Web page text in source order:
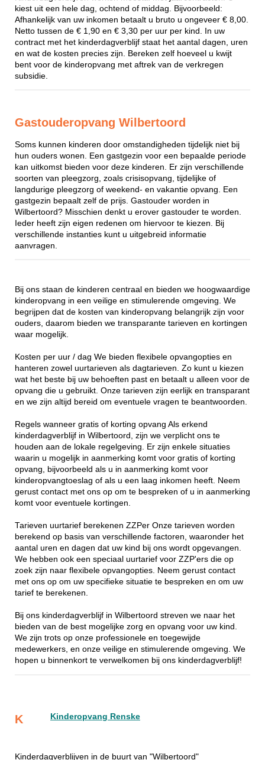
kiest uit een hele dag, ochtend of middag. Bijvoorbeeld:
Afhankelijk van uw inkomen betaalt u bruto u ongeveer € 8,00.
Netto tussen de € 1,90 en € 3,30 per uur per kind. In uw
contract met het kinderdagverblijf staat het aantal dagen, uren
en wat de kosten precies zijn. Bereken zelf hoeveel u kwijt
bent voor de kinderopvang met aftrek van de verkregen
subsidie.
Gastouderopvang Wilbertoord
Soms kunnen kinderen door omstandigheden tijdelijk niet bij
hun ouders wonen. Een gastgezin voor een bepaalde periode
kan uitkomst bieden voor deze kinderen. Er zijn verschillende
soorten van pleegzorg, zoals crisisopvang, tijdelijke of
langdurige pleegzorg of weekend- en vakantie opvang. Een
gastgezin bepaalt zelf de prijs. Gastouder worden in
Wilbertoord? Misschien denkt u erover gastouder te worden.
Ieder heeft zijn eigen redenen om hiervoor te kiezen. Bij
verschillende instanties kunt u uitgebreid informatie
aanvragen.
Bij ons staan de kinderen centraal en bieden we hoogwaardige
kinderopvang in een veilige en stimulerende omgeving. We
begrijpen dat de kosten van kinderopvang belangrijk zijn voor
ouders, daarom bieden we transparante tarieven en kortingen
waar mogelijk.
Kosten per uur / dag We bieden flexibele opvangopties en
hanteren zowel uurtarieven als dagtarieven. Zo kunt u kiezen
wat het beste bij uw behoeften past en betaalt u alleen voor de
opvang die u gebruikt. Onze tarieven zijn eerlijk en transparant
en we zijn altijd bereid om eventuele vragen te beantwoorden.
Regels wanneer gratis of korting opvang Als erkend
kinderdagverblijf in Wilbertoord, zijn we verplicht ons te
houden aan de lokale regelgeving. Er zijn enkele situaties
waarin u mogelijk in aanmerking komt voor gratis of korting
opvang, bijvoorbeeld als u in aanmerking komt voor
kinderopvangtoeslag of als u een laag inkomen heeft. Neem
gerust contact met ons op om te bespreken of u in aanmerking
komt voor eventuele kortingen.
Tarieven uurtarief berekenen ZZPer Onze tarieven worden
berekend op basis van verschillende factoren, waaronder het
aantal uren en dagen dat uw kind bij ons wordt opgevangen.
We hebben ook een speciaal uurtarief voor ZZP'ers die op
zoek zijn naar flexibele opvangopties. Neem gerust contact
met ons op om uw specifieke situatie te bespreken en om uw
tarief te berekenen.
Bij ons kinderdagverblijf in Wilbertoord streven we naar het
bieden van de best mogelijke zorg en opvang voor uw kind.
We zijn trots op onze professionele en toegewijde
medewerkers, en onze veilige en stimulerende omgeving. We
hopen u binnenkort te verwelkomen bij ons kinderdagverblijf!
K Kinderopvang Renske
Kinderdagverblijven in de buurt van "Wilbertoord"